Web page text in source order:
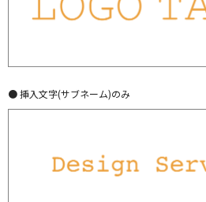
● 挿入文字(サブネーム)のみ